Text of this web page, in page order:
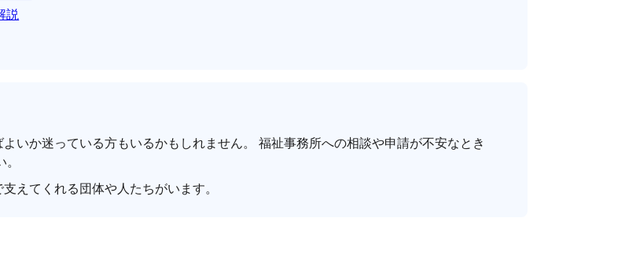
説
いか迷っている方もいるかもしれません。 福祉事務所への相談や申請が不安なとき
えてくれる団体や人たちがいます。